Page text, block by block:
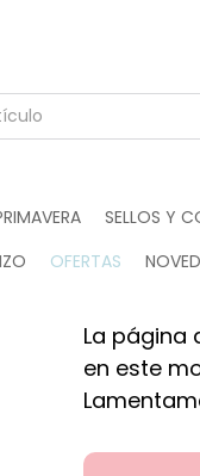
SELLOS Y
OFERTAS
La página
en este